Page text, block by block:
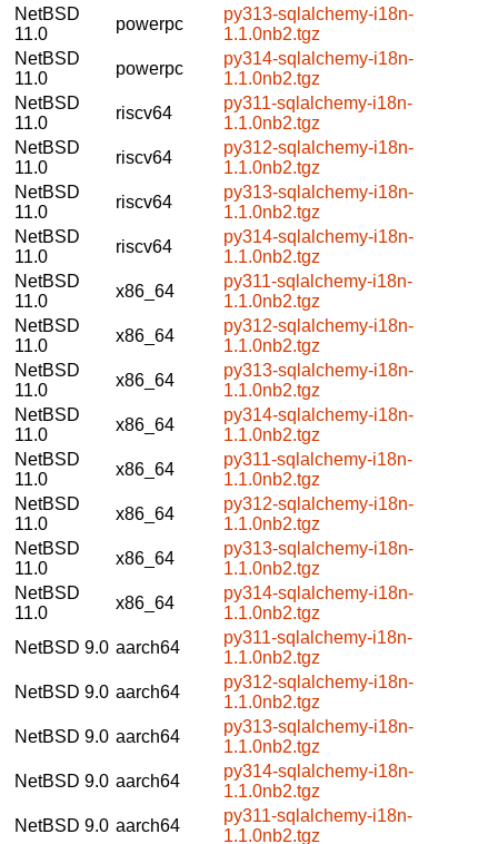
NetBSD
11.0
powerpc
py313-sqlalchemy-i18n-
1.1.0nb2.tgz
NetBSD
11.0
powerpc
py314-sqlalchemy-i18n-
1.1.0nb2.tgz
NetBSD
11.0
riscv64
py311-sqlalchemy-i18n-
1.1.0nb2.tgz
NetBSD
11.0
riscv64
py312-sqlalchemy-i18n-
1.1.0nb2.tgz
NetBSD
11.0
riscv64
py313-sqlalchemy-i18n-
1.1.0nb2.tgz
NetBSD
11.0
riscv64
py314-sqlalchemy-i18n-
1.1.0nb2.tgz
NetBSD
11.0
x86_64
py311-sqlalchemy-i18n-
1.1.0nb2.tgz
NetBSD
11.0
x86_64
py312-sqlalchemy-i18n-
1.1.0nb2.tgz
NetBSD
11.0
x86_64
py313-sqlalchemy-i18n-
1.1.0nb2.tgz
NetBSD
11.0
x86_64
py314-sqlalchemy-i18n-
1.1.0nb2.tgz
NetBSD
11.0
x86_64
py311-sqlalchemy-i18n-
1.1.0nb2.tgz
NetBSD
11.0
x86_64
py312-sqlalchemy-i18n-
1.1.0nb2.tgz
NetBSD
11.0
x86_64
py313-sqlalchemy-i18n-
1.1.0nb2.tgz
NetBSD
11.0
x86_64
py314-sqlalchemy-i18n-
1.1.0nb2.tgz
NetBSD 9.0 aarch64
py311-sqlalchemy-i18n-
1.1.0nb2.tgz
NetBSD 9.0 aarch64
py312-sqlalchemy-i18n-
1.1.0nb2.tgz
NetBSD 9.0 aarch64
py313-sqlalchemy-i18n-
1.1.0nb2.tgz
NetBSD 9.0 aarch64
py314-sqlalchemy-i18n-
1.1.0nb2.tgz
NetBSD 9.0 aarch64
py311-sqlalchemy-i18n-
1.1.0nb2.tgz